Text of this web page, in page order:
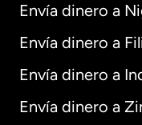
Envía dinero a
Envía dinero a
Envía dinero a
Envía dinero a